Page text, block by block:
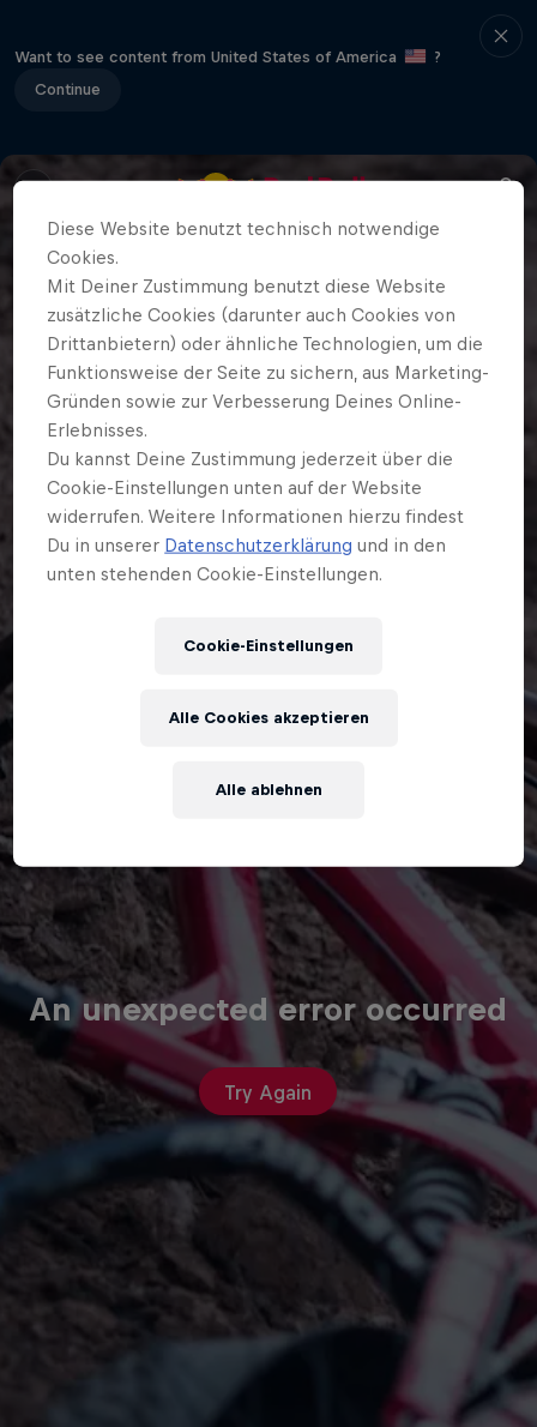
Want to see content from United States of America
?
Continue
An unexpected error occurred
Try Again
Diese Website benutzt technisch notwendige
Cookies.
Mit Deiner Zustimmung benutzt diese Website
zusätzliche Cookies (darunter auch Cookies von
Drittanbietern) oder ähnliche Technologien, um die
Funktionsweise der Seite zu sichern, aus Marketing-
Gründen sowie zur Verbesserung Deines Online-
Erlebnisses.
Du kannst Deine Zustimmung jederzeit über die
Cookie-Einstellungen unten auf der Website
widerrufen. Weitere Informationen hierzu findest
Du in unserer Datenschutzerklärung und in den
unten stehenden Cookie-Einstellungen.
Cookie-Einstellungen
Alle ablehnen
Alle Cookies akzeptieren